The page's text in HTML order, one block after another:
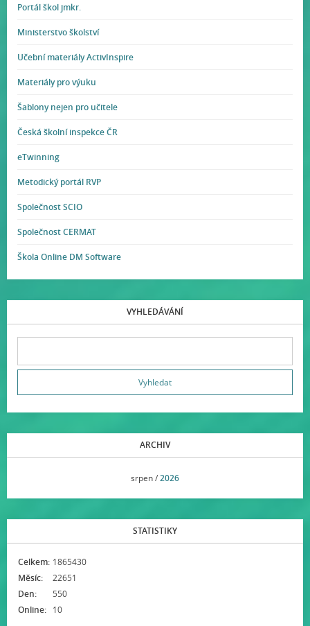
Portál škol jmkr.
Ministerstvo školství
Učební materiály ActivInspire
Materiály pro výuku
Šablony nejen pro učitele
Česká školní inspekce ČR
eTwinning
Metodický portál RVP
Společnost SCIO
Společnost CERMAT
Škola Online DM Software
VYHLEDÁVÁNÍ
ARCHIV
srpen /2026
STATISTIKY
Online: 10
Celkem: 1865430
Měsíc:
22651
Den:
550